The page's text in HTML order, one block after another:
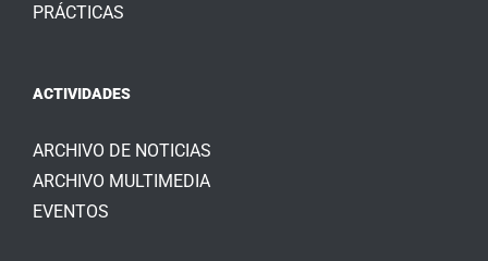
PRÁCTICAS
ACTIVIDADES
ARCHIVO DE NOTICIAS
ARCHIVO MULTIMEDIA
EVENTOS